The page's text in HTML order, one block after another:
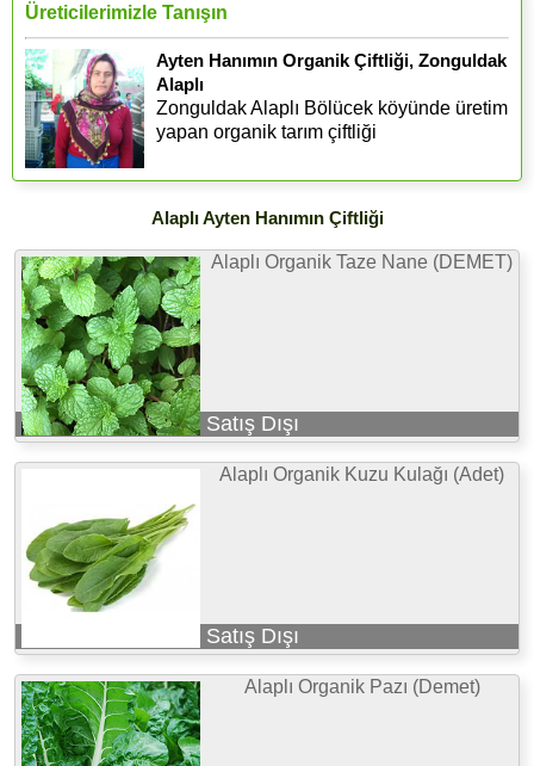
Üreticilerimizle Tanışın
Ayten Hanımın Organik Çiftliği, Zonguldak
Alaplı
Zonguldak Alaplı Bölücek köyünde üretim
yapan organik tarım çiftliği
Alaplı Ayten Hanımın Çiftliği
Alaplı Organik Taze Nane (DEMET)
Satış Dışı
Alaplı Organik Kuzu Kulağı (Adet)
Satış Dışı
Alaplı Organik Pazı (Demet)